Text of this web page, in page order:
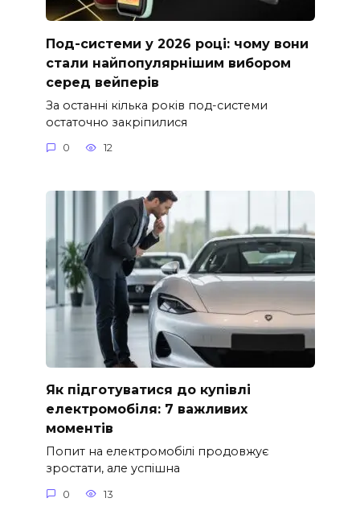
Под-системи у 2026 році: чому вони
стали найпопулярнішим вибором
серед вейперів
За останні кілька років под-системи
остаточно закріпилися
0 12
Як підготуватися до купівлі
електромобіля: 7 важливих
моментів
Попит на електромобілі продовжує
зростати, але успішна
0 13